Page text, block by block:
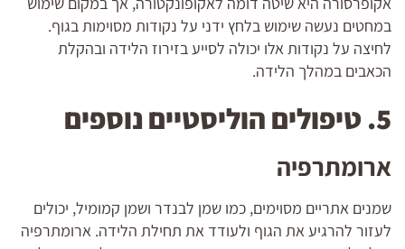
במחטים נעשה שימוש בלחץ ידני על נקודות מסוימות בגוף.
לחיצה על נקודות אלו יכולה לסייע בזירוז הלידה ובהקלת
הכאבים במהלך הלידה.
5. טיפולים הוליסטיים נוספים
ארומתרפיה
שמנים אתריים מסוימים, כמו שמן לבנדר ושמן קמומיל, יכולים
לעזור להרגיע את הגוף ולעודד את תחילת הלידה. ארומתרפיה